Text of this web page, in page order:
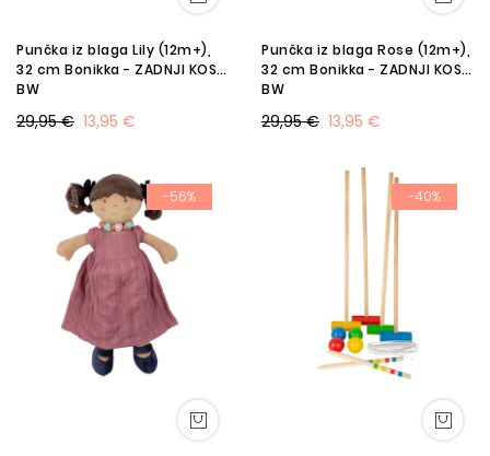
Punčka iz blaga Lily (12m+),
32 cm Bonikka - ZADNJI KOSI
BW
13,95 €
29,95 €
Punčka iz blaga Rose (12m+),
32 cm Bonikka - ZADNJI KOSI
BW
13,95 €
29,95 €
-56% -40%